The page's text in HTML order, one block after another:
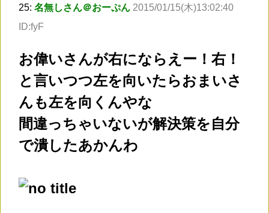
25: 名無しさん＠おーぷん 2015/01/15(木)13:02:40
ID:fyF
お偉いさんが右にならえー！右！
と言いつつ左を向いたらおまいさ
んも左を向くんやな
間違っちゃいないが解決策を自分
で潰したあかんわ